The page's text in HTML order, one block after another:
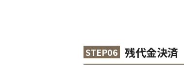
STEP06 残代金決